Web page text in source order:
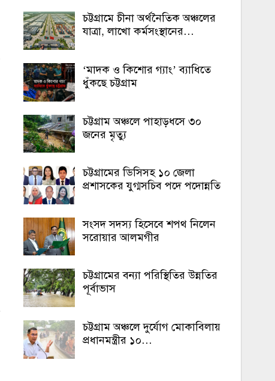
চট্টগ্রামে চীনা অর্থনৈতিক অঞ্চলের
যাত্রা, লাখো কর্মসংস্থানের…
‘মাদক ও কিশোর গ্যাং’ ব্যাধিতে
ধুঁকছে চট্টগ্রাম
চট্টগ্রাম অঞ্চলে পাহাড়ধসে ৩০
জনের মৃত্যু
চট্টগ্রামের ডিসিসহ ১০ জেলা
প্রশাসকের যুগ্মসচিব পদে পদোন্নতি
সংসদ সদস্য হিসেবে শপথ নিলেন
সরোয়ার আলমগীর
চট্টগ্রামের বন্যা পরিস্থিতির উন্নতির
পূর্বাভাস
চট্টগ্রাম অঞ্চলে দুর্যোগ মোকাবিলায়
প্রধানমন্ত্রীর ১০…